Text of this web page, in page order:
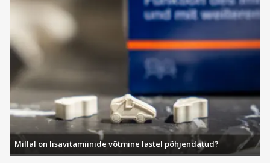
Millal on lisavitamiinide võtmine lastel põhjendatud?